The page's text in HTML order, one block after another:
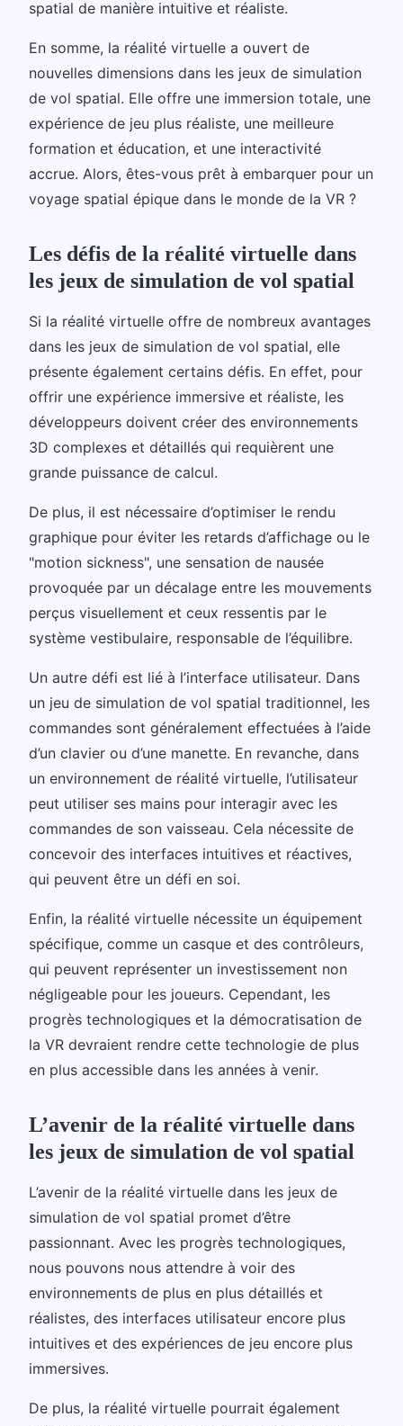
spatial de manière intuitive et réaliste.
En somme, la réalité virtuelle a ouvert de
nouvelles dimensions dans les jeux de simulation
de vol spatial. Elle offre une immersion totale, une
expérience de jeu plus réaliste, une meilleure
formation et éducation, et une interactivité
accrue. Alors, êtes-vous prêt à embarquer pour un
voyage spatial épique dans le monde de la VR ?
Les défis de la réalité virtuelle dans
les jeux de simulation de vol spatial
Si la réalité virtuelle offre de nombreux avantages
dans les jeux de simulation de vol spatial, elle
présente également certains défis. En effet, pour
offrir une expérience immersive et réaliste, les
développeurs doivent créer des environnements
3D complexes et détaillés qui requièrent une
grande puissance de calcul.
De plus, il est nécessaire d’optimiser le rendu
graphique pour éviter les retards d’affichage ou le
"motion sickness", une sensation de nausée
provoquée par un décalage entre les mouvements
perçus visuellement et ceux ressentis par le
système vestibulaire, responsable de l’équilibre.
Un autre défi est lié à l’interface utilisateur. Dans
un jeu de simulation de vol spatial traditionnel, les
commandes sont généralement effectuées à l’aide
d’un clavier ou d’une manette. En revanche, dans
un environnement de réalité virtuelle, l’utilisateur
peut utiliser ses mains pour interagir avec les
commandes de son vaisseau. Cela nécessite de
concevoir des interfaces intuitives et réactives,
qui peuvent être un défi en soi.
Enfin, la réalité virtuelle nécessite un équipement
spécifique, comme un casque et des contrôleurs,
qui peuvent représenter un investissement non
négligeable pour les joueurs. Cependant, les
progrès technologiques et la démocratisation de
la VR devraient rendre cette technologie de plus
en plus accessible dans les années à venir.
L’avenir de la réalité virtuelle dans
les jeux de simulation de vol spatial
L’avenir de la réalité virtuelle dans les jeux de
simulation de vol spatial promet d’être
passionnant. Avec les progrès technologiques,
nous pouvons nous attendre à voir des
environnements de plus en plus détaillés et
réalistes, des interfaces utilisateur encore plus
intuitives et des expériences de jeu encore plus
immersives.
De plus, la réalité virtuelle pourrait également